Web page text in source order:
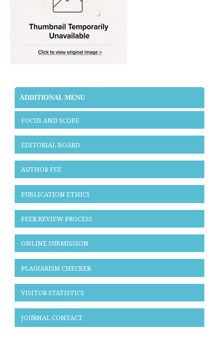
ADDITIONAL MENU
FOCUS AND SCOPE
EDITORIAL BOARD
AUTHOR FEE
PUBLICATION ETHICS
PEER REVIEW PROCESS
ONLINE SUBMISSION
PLAGIARISM CHECKER
VISITOR STATISTICS
JOURNAL CONTACT